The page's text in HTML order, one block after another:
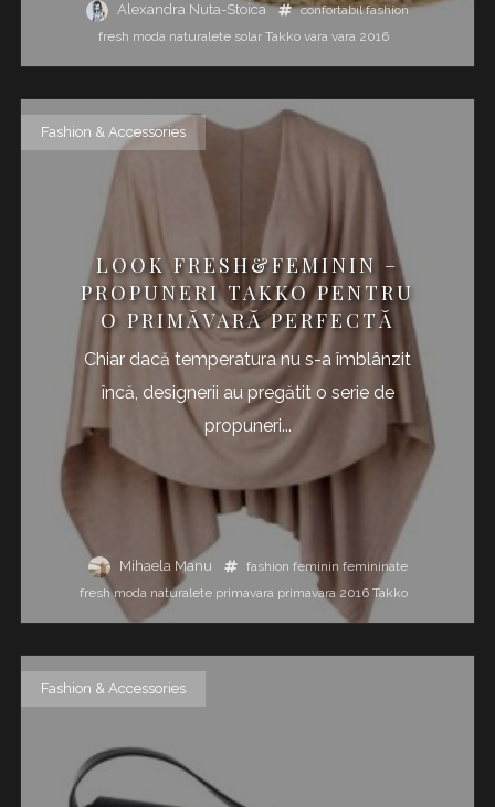
Alexandra Nuta-Stoica confortabil fashion
fresh moda naturalete solar Takko vara vara 2016
Fashion & Accessories
LOOK FRESH&FEMININ –
PROPUNERI TAKKO PENTRU
O PRIMĂVARĂ PERFECTĂ
Chiar dacă temperatura nu s-a îmblânzit
încă, designerii au pregătit o serie de
propuneri...
Mihaela Manu fashion feminin femininate
fresh moda naturalete primavara primavara 2016 Takko
Fashion & Accessories